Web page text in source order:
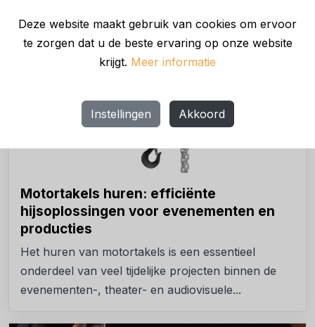
Deze website maakt gebruik van cookies om ervoor
te zorgen dat u de beste ervaring op onze website
krijgt. Meer informatie
Instellingen Akkoord
VERHALEN
Motortakels huren: efficiënte
hijsoplossingen voor evenementen en
producties
Het huren van motortakels is een essentieel
onderdeel van veel tijdelijke projecten binnen de
evenementen-, theater- en audiovisuele...